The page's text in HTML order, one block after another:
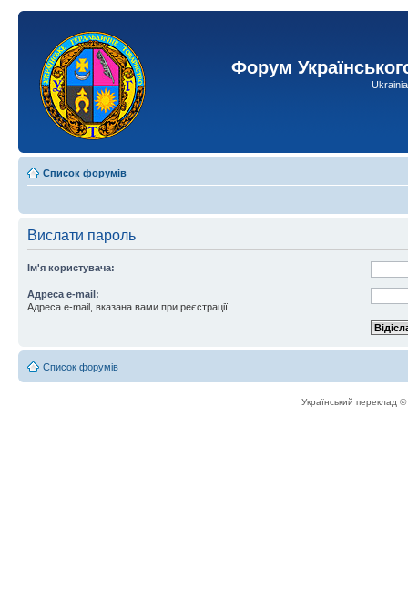
Форум
Список форумів
Вислати пароль
Ім'я користувача:
Адреса e-mail:
Адреса e-mail, вказана вами при реєстрації.
Список форумів
Український переклад